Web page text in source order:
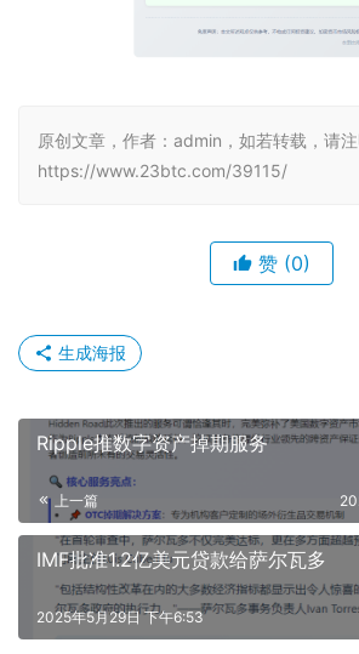
原创文章，作者：admin，如若转载，请注
https://www.23btc.com/39115/
赞 (0)
生成海报
Ripple推数字资产掉期服务
上一篇
IMF批准1.2亿美元贷款给萨尔瓦多
2025年5月29日 下午6:53